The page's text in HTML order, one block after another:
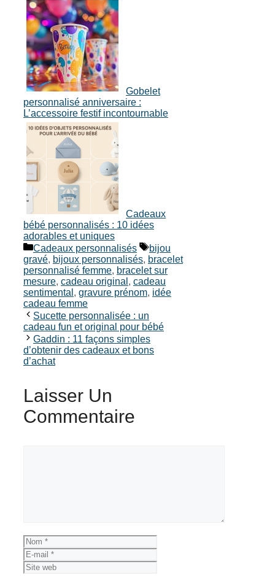
Gobelet
personnalisé anniversaire :
L’accessoire festif incontournable
Cadeaux
bébé personnalisés : 10 idées
adorables et uniques
Catégories
Cadeaux personnalisés Étiquettes
bijou
gravé, bijoux personnalisés, bracelet
personnalisé femme, bracelet sur
mesure, cadeau original , cadeau
sentimental , gravure prénom, idée
cadeau femme
Sucette personnalisée : un
cadeau fun et original pour bébé
Gaddin : 11 façons simples
d’obtenir des cadeaux et bons
d’achat
Laisser Un
Commentaire
Nom
mail
web